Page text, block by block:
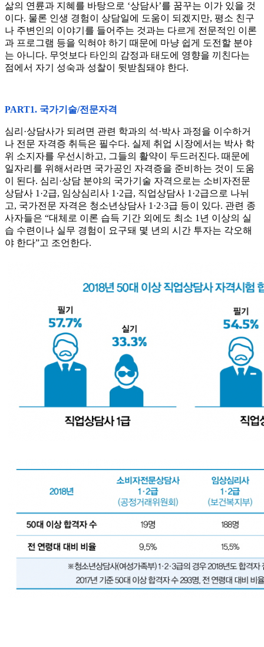
삶의 연륜과 지혜를 바탕으로 ‘상담사’를 꿈꾸는 이가 있을 것
이다. 물론 인생 경험이 상담일에 도움이 되겠지만, 평소 친구
나 주변인의 이야기를 들어주는 것과는 다르게 전문적인 이론
과 프로그램 등을 익혀야 하기 때문에 마냥 쉽게 도전할 분야
는 아니다. 무엇보다 타인의 감정과 태도에 영향을 끼친다는
점에서 자기 성숙과 성찰이 뒷받침돼야 한다.
PART1. 국가기술/전문자격
심리·상담사가 되려면 관련 학과의 석·박사 과정을 이수하거
나 전문 자격증 취득은 필수다. 실제 취업 시장에서는 박사 학
위 소지자를 우선시하고, 그들의 활약이 두드러진다. 때문에
일자리를 위해서라면 국가공인 자격증을 준비하는 것이 도움
이 된다. 심리·상담 분야의 국가기술 자격으로는 소비자전문
상담사 1·2급, 임상심리사 1·2급, 직업상담사 1·2급으로 나뉘
고, 국가전문 자격은 청소년상담사 1·2·3급 등이 있다. 관련 종
사자들은 “대체로 이론 습득 기간 외에도 최소 1년 이상의 실
습 수련이나 실무 경험이 요구돼 몇 년의 시간 투자는 각오해
야 한다”고 조언한다.